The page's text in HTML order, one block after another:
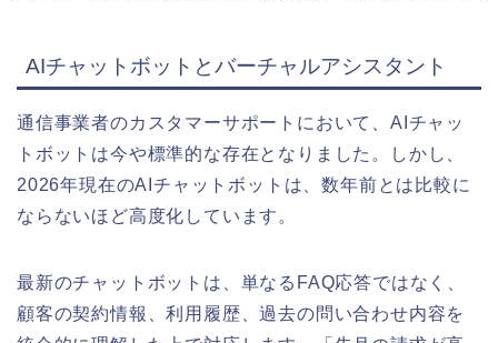
AIチャットボットとバーチャルアシスタント
通信事業者のカスタマーサポートにおいて、AIチャッ
トボットは今や標準的な存在となりました。しかし、
2026年現在のAIチャットボットは、数年前とは比較に
ならないほど高度化しています。
最新のチャットボットは、単なるFAQ応答ではなく、
顧客の契約情報、利用履歴、過去の問い合わせ内容を